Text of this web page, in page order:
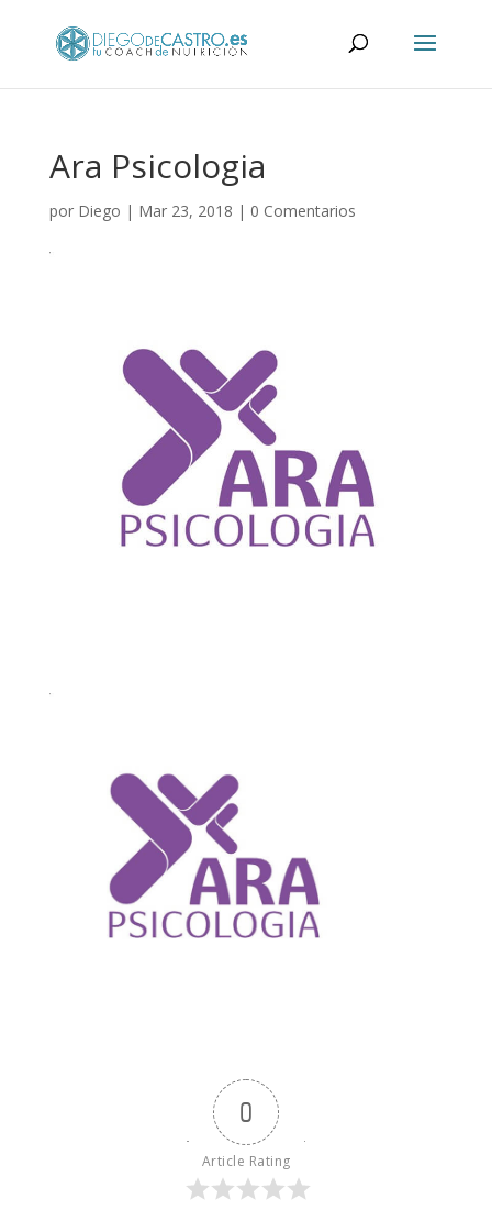
Ara Psicologia
por Diego | Mar 23, 2018 | 0 Comentarios
0
Article Rating